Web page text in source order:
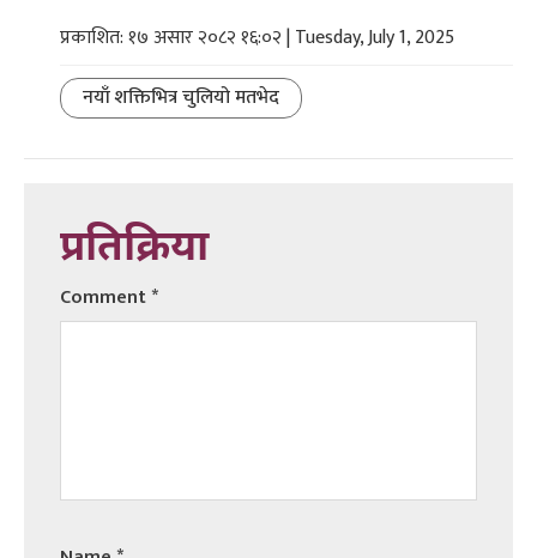
प्रकाशित: १७ असार २०८२ १६:०२ | Tuesday, July 1, 2025
नयाँ शक्तिभित्र चुलियो मतभेद
प्रतिक्रिया
Comment*